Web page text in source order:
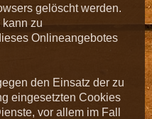
gelöscht werden.
zu
Onlineangebotes
den Einsatz der zu
eingesetzten Cookies
vor allem im Fall